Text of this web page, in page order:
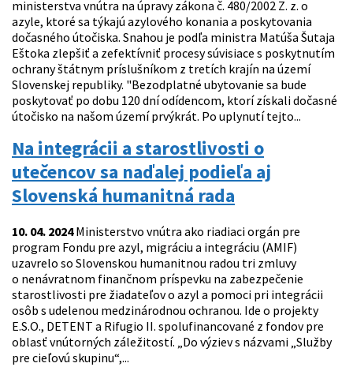
ministerstva vnútra na úpravy zákona č. 480/2002 Z. z. o
azyle, ktoré sa týkajú azylového konania a poskytovania
dočasného útočiska. Snahou je podľa ministra Matúša Šutaja
Eštoka zlepšiť a zefektívniť procesy súvisiace s poskytnutím
ochrany štátnym príslušníkom z tretích krajín na území
Slovenskej republiky. "Bezodplatné ubytovanie sa bude
poskytovať po dobu 120 dní odídencom, ktorí získali dočasné
útočisko na našom území prvýkrát. Po uplynutí tejto...
Na integrácii a starostlivosti o
utečencov sa naďalej podieľa aj
Slovenská humanitná rada
10. 04. 2024Ministerstvo vnútra ako riadiaci orgán pre
program Fondu pre azyl, migráciu a integráciu (AMIF)
uzavrelo so Slovenskou humanitnou radou tri zmluvy
o nenávratnom finančnom príspevku na zabezpečenie
starostlivosti pre žiadateľov o azyl a pomoci pri integrácii
osôb s udelenou medzinárodnou ochranou. Ide o projekty
E.S.O., DETENT a Rifugio II. spolufinancované z fondov pre
oblasť vnútorných záležitostí. „Do výziev s názvami „Služby
pre cieľovú skupinu“,...